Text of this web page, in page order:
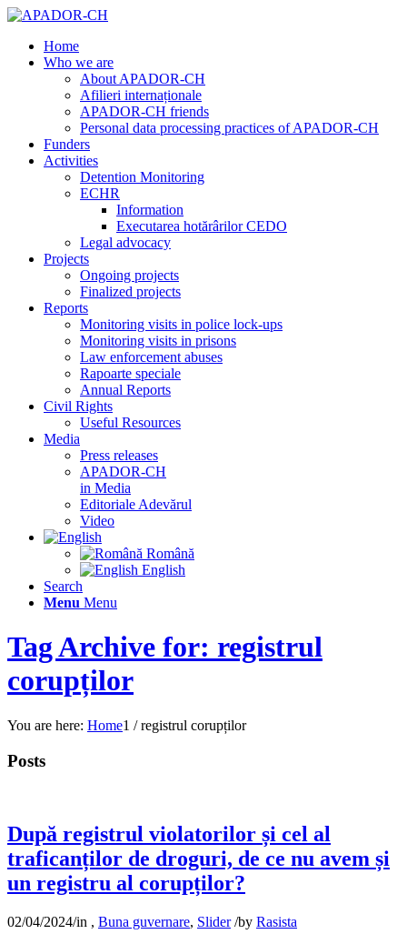
Home
Who we are
About APADOR-CH
Afilieri internaționale
APADOR-CH friends
Personal data processing practices of APADOR-CH
Funders
Activities
Detention Monitoring
ECHR
Information
Executarea hotărârilor CEDO
Legal advocacy
Projects
Ongoing projects
Finalized projects
Reports
Monitoring visits in police lock-ups
Monitoring visits in prisons
Law enforcement abuses
Rapoarte speciale
Annual Reports
Civil Rights
Useful Resources
Media
Press releases
APADOR-CH
in Media
Editoriale Adevărul
Video
Română
English
Search
Menu Menu
Tag Archive for: registrul
corupților
You are here: Home1 / registrul corupților
Posts
După registrul violatorilor și cel al
traficanților de droguri, de ce nu avem și
un registru al corupților?
02/04/2024/in , Buna guvernare, Slider /by Rasista